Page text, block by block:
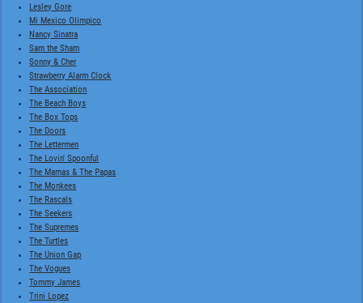
Lesley Gore
Mi Mexico Olimpico
Nancy Sinatra
Sam the Sham
Sonny & Cher
Strawberry Alarm Clock
The Association
The Beach Boys
The Box Tops
The Doors
The Lettermen
The Lovin' Spoonful
The Mamas & The Papas
The Monkees
The Rascals
The Seekers
The Supremes
The Turtles
The Union Gap
The Vogues
Tommy James
Trini Lopez